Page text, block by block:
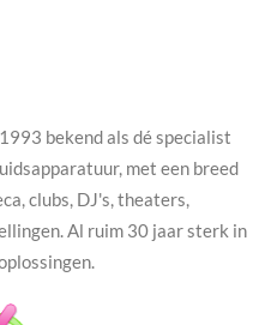
bekend als dé specialist
met een breed
clubs, DJ's, theaters,
Al ruim 30 jaar sterk in